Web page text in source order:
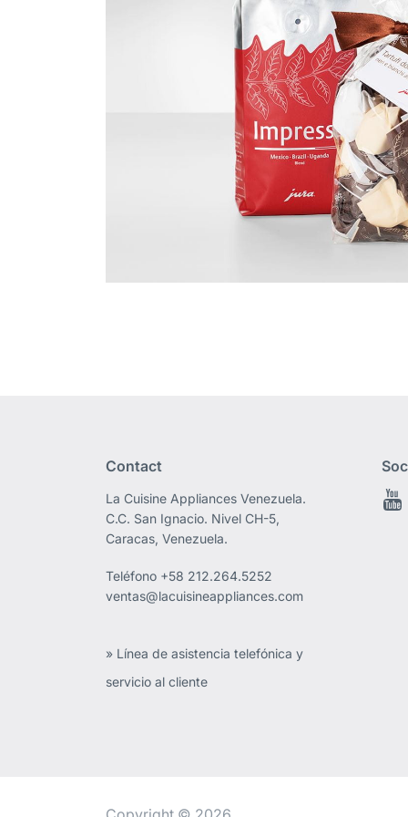
Contact
La Cuisine Appliances Venezuela.
C.C. San Ignacio. Nivel CH-5,
Caracas, Venezuela.
Teléfono +58 212.264.5252
ventas@lacuisineappliances.com
» Línea de asistencia telefónica y
servicio al cliente